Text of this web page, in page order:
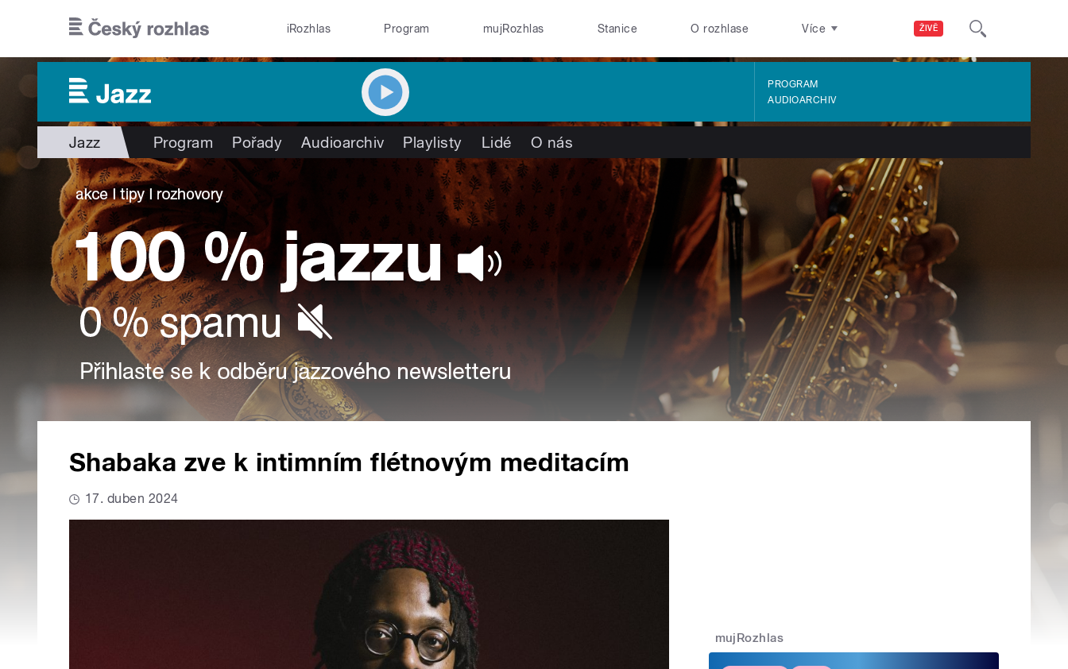
ŽIVĚ
iRozhlas Program mujRozhlas Stanice O rozhlase Více
PROGRAM
AUDIOARCHIV
Jazz Program Pořady Audioarchiv Playlisty Lidé O nás
Shabaka zve k intimním flétnovým meditacím
17. duben 2024
mujRozhlas